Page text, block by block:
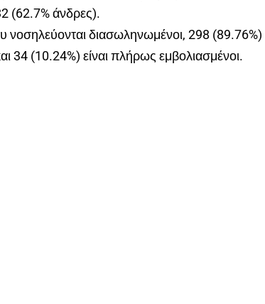
(62.7% άνδρες).
διασωληνωμένοι, 298 (89.76%)
34 (10.24%) είναι πλήρως εμβολιασμένοι.